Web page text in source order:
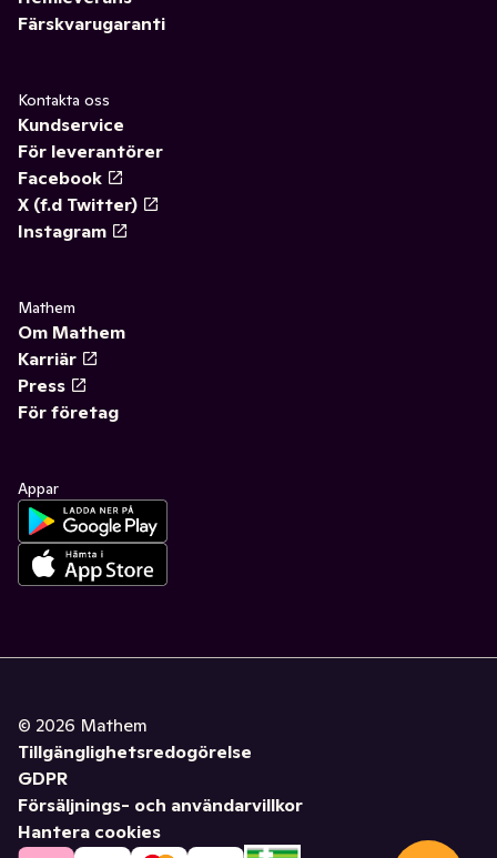
Färskvarugaranti
Kontakta oss
Kundservice
För leverantörer
Facebook
X (f.d Twitter)
Instagram
Mathem
Om Mathem
Karriär
Press
För företag
Appar
© 2026 Mathem
Tillgänglighetsredogörelse
GDPR
Försäljnings- och användarvillkor
Hantera cookies